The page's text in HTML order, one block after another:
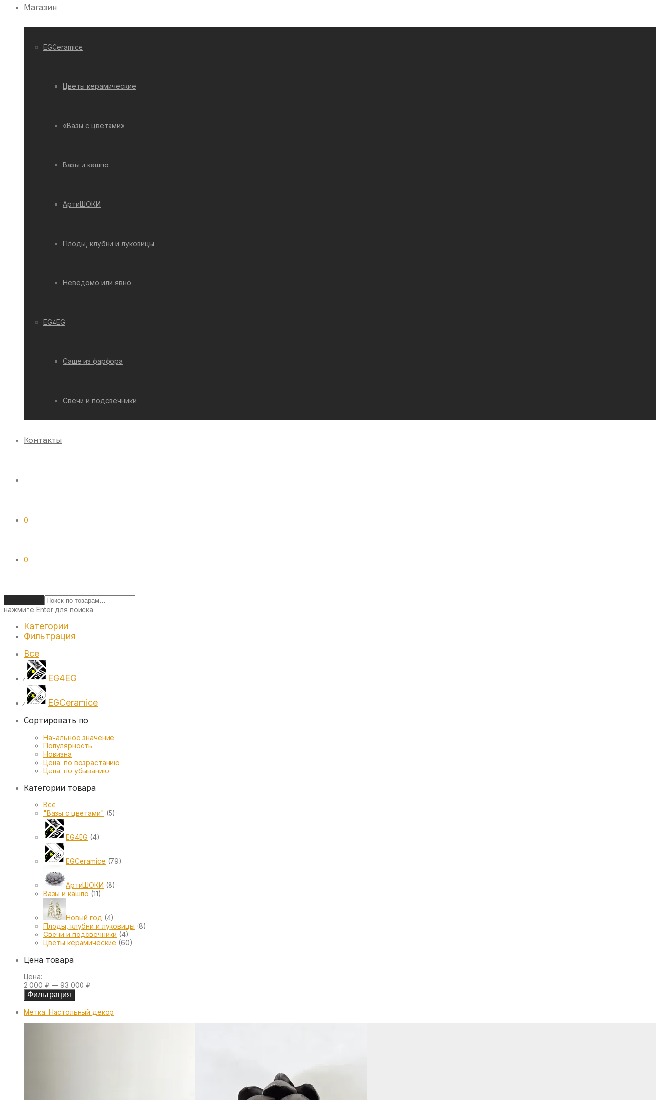
Магазин
EGCeramice
Цветы керамические
«Вазы с цветами»
Вазы и кашпо
АртиШОКИ
Плоды, клубни и луковицы
Неведомо или явно
EG4EG
Саше из фарфора
Свечи и подсвечники
Контакты
0
0
нажмите Enter для поиска
Категории
Фильтрация
Все
⁄ EG4EG
⁄ EGCeramice
Сортировать по
Начальное значение
Популярность
Новизна
Цена: по возрастанию
Цена: по убыванию
Категории товара
Все
"Вазы с цветами" (5)
EG4EG (4)
EGCeramice (79)
АртиШОКИ (8)
Вазы и кашпо (11)
Новый год (4)
Плоды, клубни и луковицы (8)
Свечи и подсвечники (4)
Цветы керамические (60)
Цена товара
Цена:
2 000 ₽ — 93 000 ₽
Фильтрация
Метка: Настольный декор